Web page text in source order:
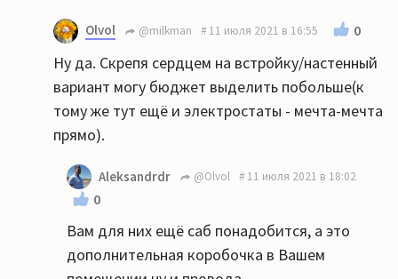
Olvol @milkman 11 июля 2021 в 16:55 0
Ну да. Скрепя сердцем на встройку/настенный
вариант могу бюджет выделить побольше(к
тому же тут ещё и электростаты - мечта-мечта
прямо).
Aleksandrdr @Olvol 11 июля 2021 в 18:02
0
Вам для них ещё саб понадобится, а это
дополнительная коробочка в Вашем